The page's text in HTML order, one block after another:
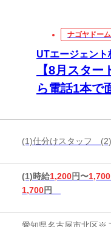
ナゴヤドー
UTエージェン
【8月スタ
ら電話1本で
(1)仕分けスタッフ
(1)時給1,200円〜1,700
1,700円